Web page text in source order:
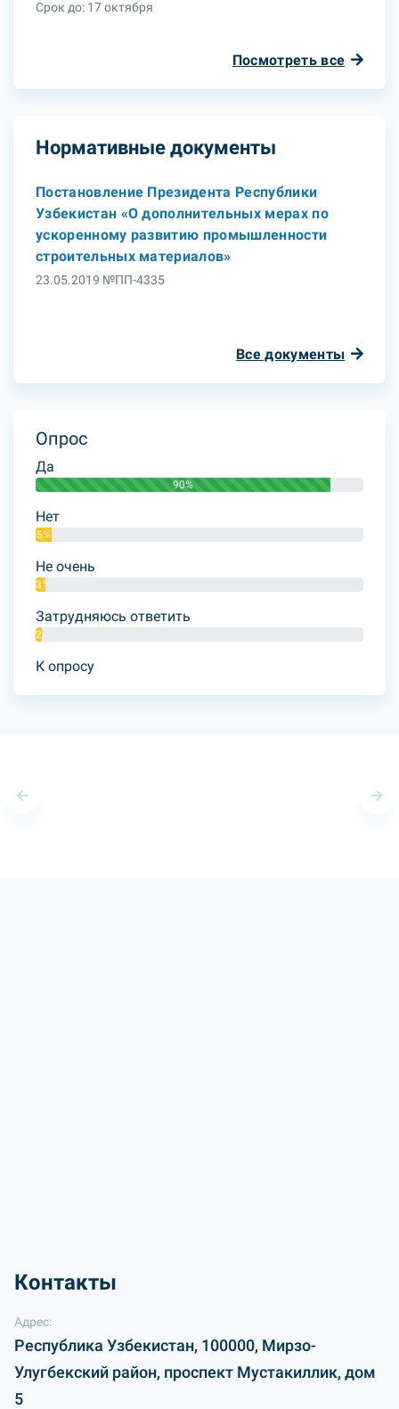
Срок до: 17 октября
Посмотреть все
Нормативные документы
Постановление Президента Республики
Узбекистан «О дополнительных мерах по
ускоренному развитию промышленности
строительных материалов»
23.05.2019 №ПП-4335
Все документы
Опрос
Да
90%
Нет
5%
Не очень
3%
Затрудняюсь ответить
2%
К опросу
Контакты
Адрес:
Республика Узбекистан, 100000, Мирзо-
Улугбекский район, проспект Мустакиллик, дом
5